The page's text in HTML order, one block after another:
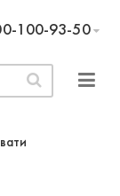
100-93-50